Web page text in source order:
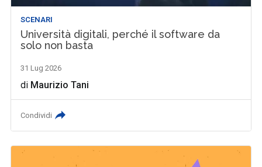
SCENARI
Università digitali, perché il software da
solo non basta
31 Lug 2026
di Maurizio Tani
Condividi